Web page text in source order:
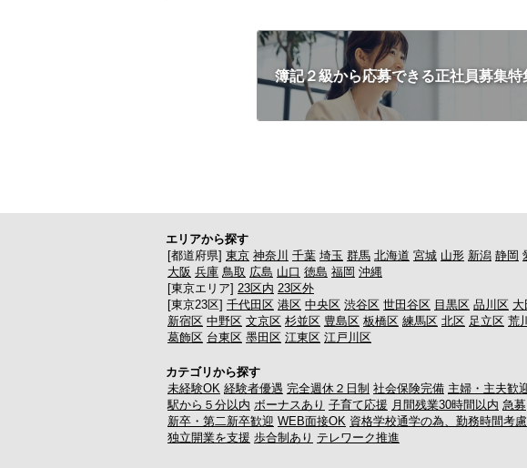
簿記２級から応募できる正社員募集特
エリアから探す
[都道府県] 東京 神奈川 千葉 埼玉 群馬 北海道 宮城 山形 新潟 静岡
大阪 兵庫 鳥取 広島 山口 徳島 福岡 沖縄
[東京エリア] 23区内 23区外
[東京23区] 千代田区 港区 中央区 渋谷区 世田谷区 目黒区 品川区 大
新宿区 中野区 文京区 杉並区 豊島区 板橋区 練馬区 北区 足立区 荒
葛飾区 台東区 墨田区 江東区 江戸川区
カテゴリから探す
未経験OK 経験者優遇 完全週休２日制 社会保険完備 主婦・主夫歓
駅から５分以内 ボーナスあり 子育て応援 月間残業30時間以内 急募
新卒・第二新卒歓迎 WEB面接OK 資格学校通学の為、勤務時間考
独立開業を支援 歩合制あり テレワーク推進